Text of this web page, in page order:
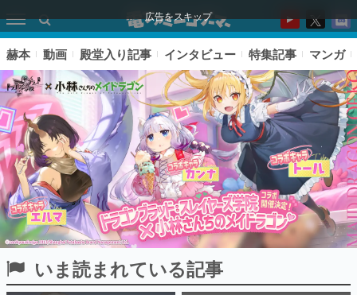
広告をスキップ
ピックアップ
赫本 動画 殿堂入り記事 インタビュー 特集記事 マンガ
いま読まれている記事